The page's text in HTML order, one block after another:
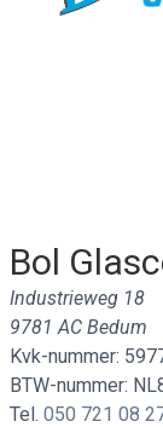
Bol
Industrieweg 18
9781 AC Bedum
Kvk-nummer:
BTW-nummer:
Tel. 050 721 08